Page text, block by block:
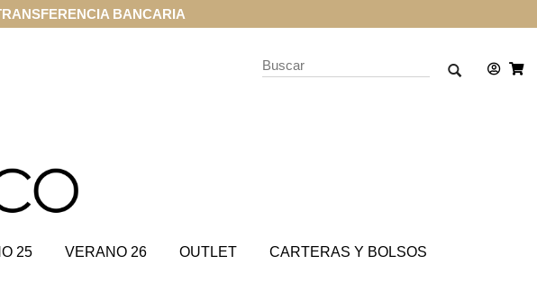
BANCARIA
25 VERANO 26 OUTLET CARTERAS Y BOLSOS